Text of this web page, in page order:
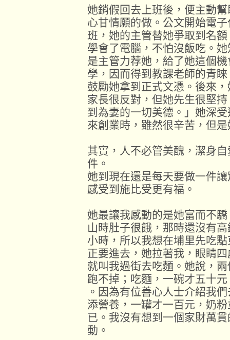
她銷假回去上班後，便主動
心甘情願的做。公文開始電
班，她的主管替她爭取到名
學會了電腦，不怕沒飯吃。
是主管力荐她，給了她這個
學，因而得到教課老師的青
鼓勵她拿到正式文憑。後來
家長很反對，但她先生很堅
到為妻的一切美德。」她深
來創業時，雖然很辛苦，但
其實，人不必管美醜，潔身
件。
她到現在還是每天要做一件
感受到施比受更有福。
她最讓我感動的是她富而不
山時肚子很餓，那時還沒有
小時，所以我想在埔里先吃
正要進去，她拉著我，眼睛
就叫我過街去吃麵。她說，
跑不掉；吃麵，一碗才五十
。因為有位善心人士介紹我
添營養，一罐才一百元，奶
已。我沒有想到一個家財萬
動。